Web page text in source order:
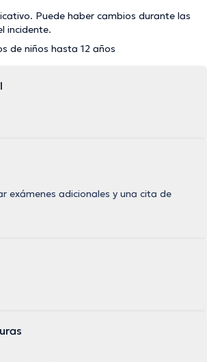
Puede haber cambios durante las
incidente.
de niños hasta 12 años
exámenes adicionales y una cita de